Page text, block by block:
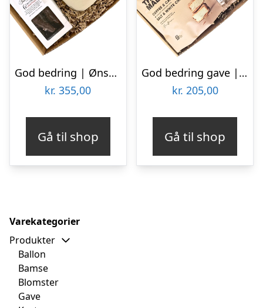
God bedring | Ønsk ‘God bedring’ med kaffe & chokolade
kr. 355,00
Gå til shop
God bedring gave | En sød tanke
kr. 205,00
Gå til shop
Varekategorier
Produkter
Ballon
Bamse
Blomster
Gave